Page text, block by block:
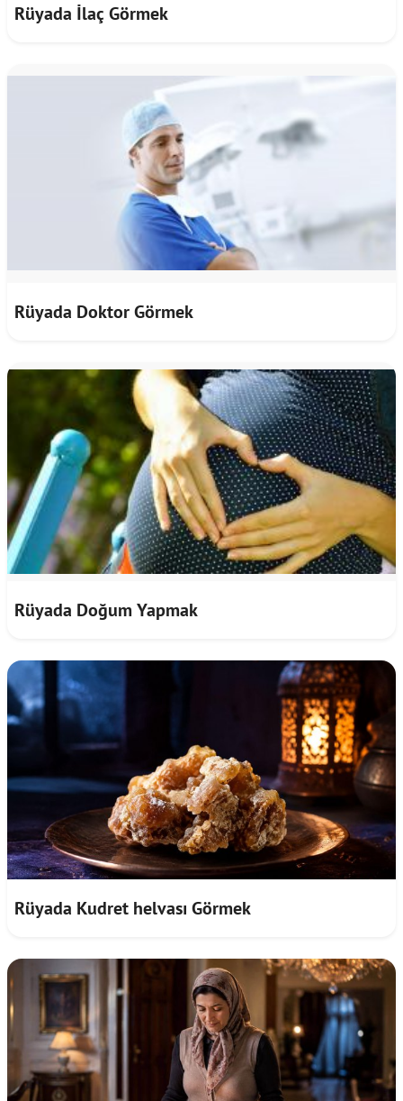
Rüyada İlaç Görmek
Rüyada Doktor Görmek
Rüyada Doğum Yapmak
Rüyada Kudret helvası Görmek